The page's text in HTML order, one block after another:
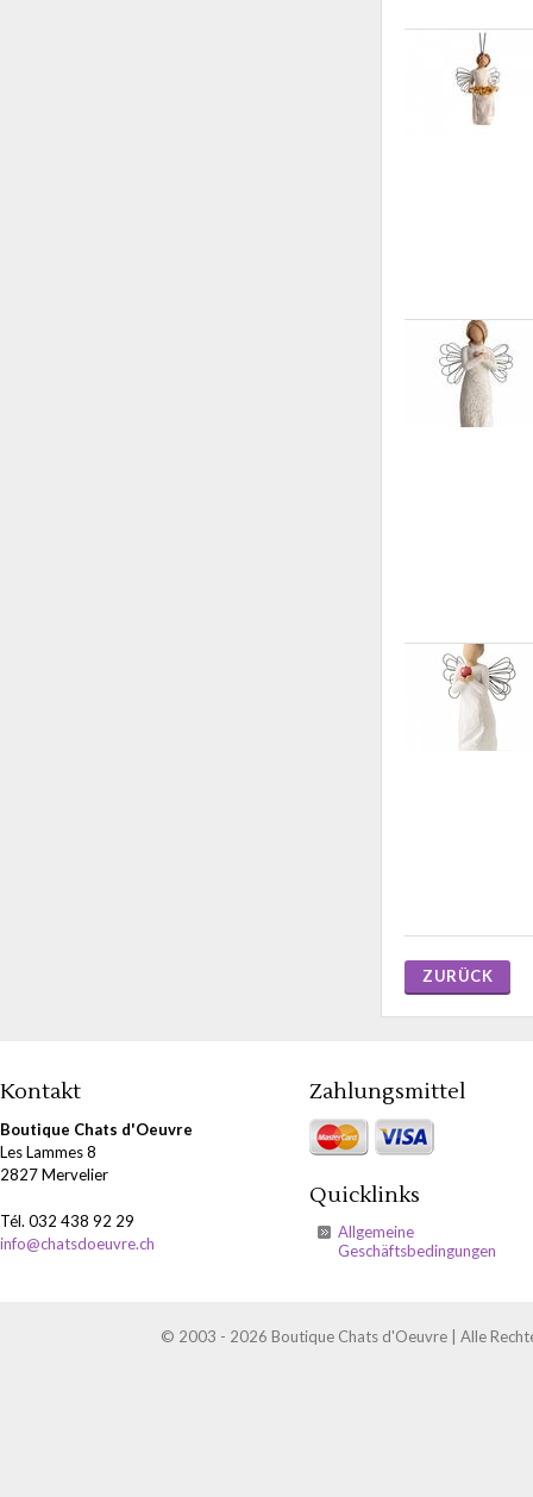
ZURÜCK
Kontakt
Boutique Chats d'Oeuvre
Les Lammes 8
2827 Mervelier
Tél. 032 438 92 29
info@chatsdoeuvre.ch
Zahlungsmittel
Quicklinks
Allgemeine
Geschäftsbedingungen
© 2003 - 2026 Boutique Chats d'Oeuvre | Alle